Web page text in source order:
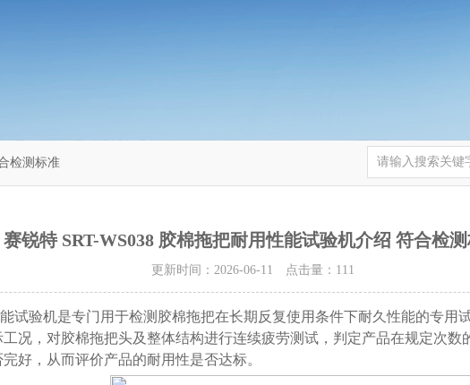
检测标准
赛锐特 SRT-WS038 胶棉拖把耐用性能试验机介绍 符合检
更新时间：2026-06-11 点击量： 111
试验机是专门用于检测胶棉拖把在长期反复使用条件下耐久性能的专用
工况，对胶棉拖把头及整体结构进行连续疲劳测试，判定产品在规定次数
好，从而评价产品的耐用性是否达标。